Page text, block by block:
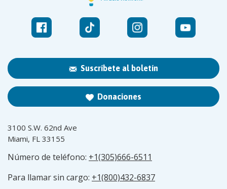
Suscríbete al boletín
Donaciones
3100 S.W. 62nd Ave
Miami, FL 33155
Número de teléfono: +1(305)666-6511
Para llamar sin cargo: +1(800)432-6837